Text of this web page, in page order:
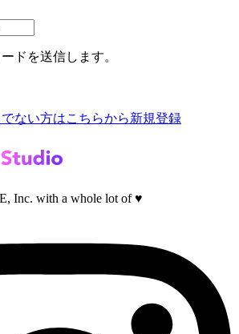
ドを送信します。
ない方はこちらから新規登録
Inc. with a whole lot of ♥